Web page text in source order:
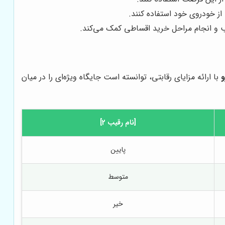
خودروی خود استفاده کنند.
و انجام مراحل خرید اقساطی کمک می‌کند.
با ارائه مزایای رقابتی، توانسته است جایگاه ویژه‌ای را در میان
[نام رقیب 2]
پایین
متوسط
خیر